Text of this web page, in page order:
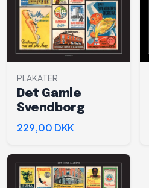
PLAKATER
Det Gamle
Svendborg
229,00 DKK